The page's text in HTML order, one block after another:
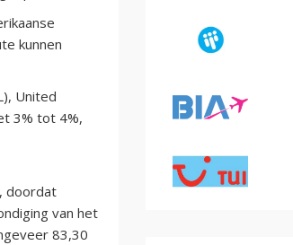
kunnen
United
3% tot 4%,
doordat
van het
83,30